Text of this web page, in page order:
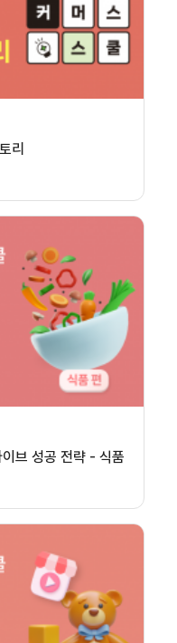
리
브 성공 전략 - 식품